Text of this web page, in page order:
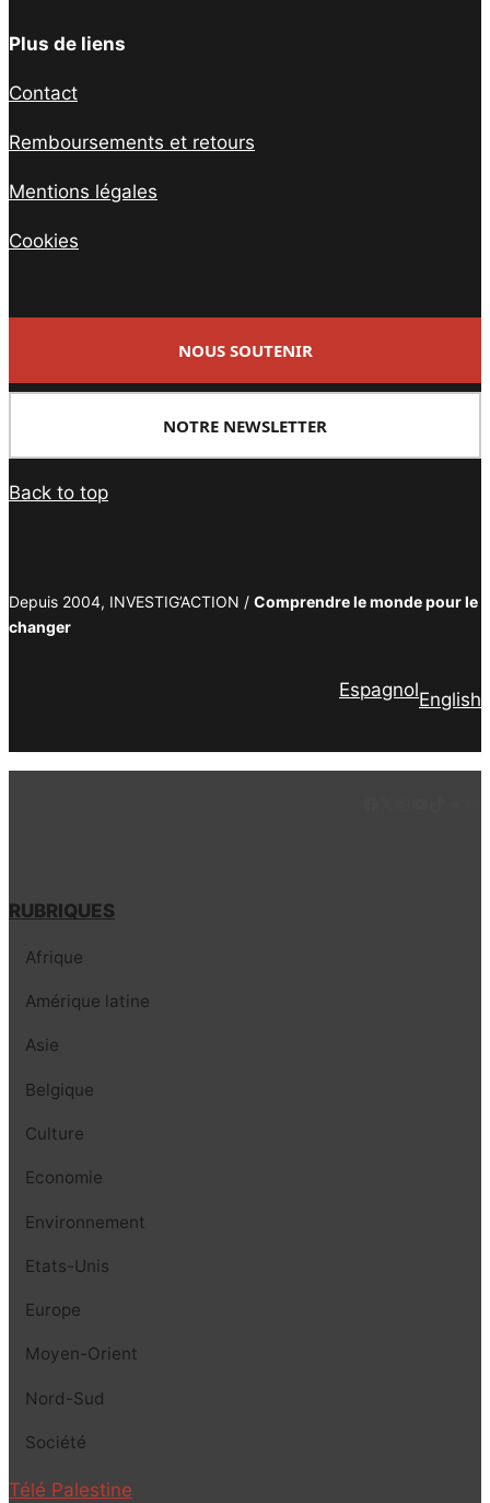
Plus de liens
Contact
Remboursements et retours
Mentions légales
Cookies
NOUS SOUTENIR
NOTRE NEWSLETTER
Back to top
Depuis 2004, INVESTIG’ACTION / Comprendre le monde pour le
changer
EspagnolEnglish
RUBRIQUES
Afrique
Amérique latine
Asie
Belgique
Culture
Economie
Environnement
Etats-Unis
Europe
Moyen-Orient
Nord-Sud
Société
Télé Palestine